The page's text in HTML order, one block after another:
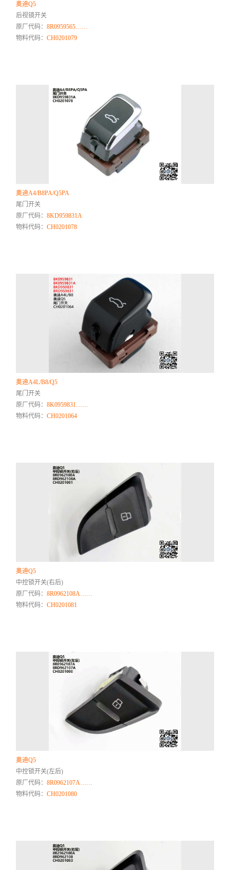
奥迪Q5
后视镜开关
原厂代码：8R0959565……
物料代码：CH0201079
奥迪A4/B8PA/Q5PA
尾门开关
原厂代码：8KD959831A
物料代码：CH0201078
奥迪A4L/B8/Q5
尾门开关
原厂代码：8K0959831……
物料代码：CH0201064
奥迪Q5
中控锁开关(右后)
原厂代码：8R0962108A……
物料代码：CH0201081
奥迪Q5
中控锁开关(左后)
原厂代码：8R0962107A……
物料代码：CH0201080